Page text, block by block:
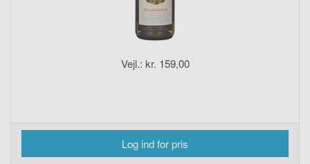
Vejl.: kr. 159,00
Log ind for pris